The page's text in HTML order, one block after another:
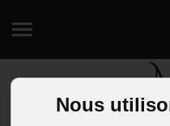
Nous